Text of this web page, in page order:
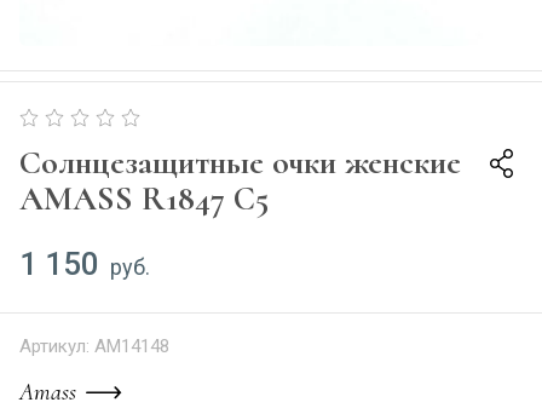
Солнцезащитные очки женские
AMASS R1847 C5
1 150 руб.
Артикул: AM14148
Amass